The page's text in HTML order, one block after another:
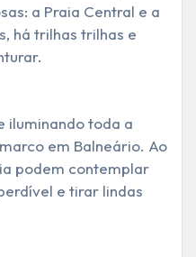
a Praia Central e a
há trilhas trilhas e
iluminando toda a
em Balneário. Ao
podem contemplar
e tirar lindas